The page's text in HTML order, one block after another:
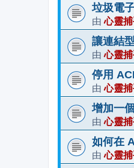
垃圾電
由心靈
讓連結
由心靈
停用
由心靈
增加一
由心靈
如何在
由心靈